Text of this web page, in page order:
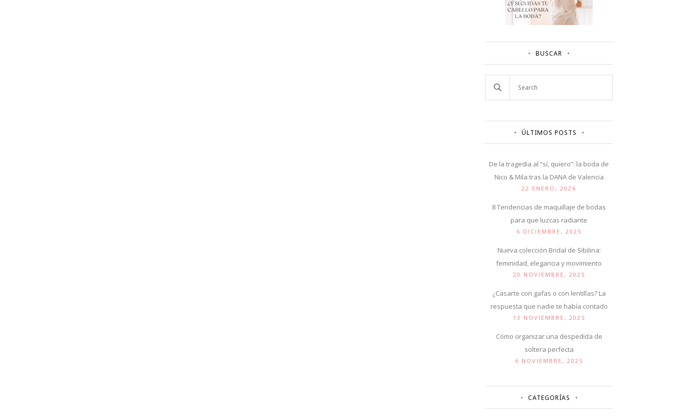
BUSCAR
ÚLTIMOS POSTS
De la tragedia al “sí, quiero”: la boda de
Nico & Mila tras la DANA de Valencia
22 ENERO, 2026
8 Tendencias de maquillaje de bodas
para que luzcas radiante
6 DICIEMBRE, 2025
Nueva colección Bridal de Sibilina:
feminidad, elegancia y movimiento
20 NOVIEMBRE, 2025
¿Casarte con gafas o con lentillas? La
respuesta que nadie te había contado
13 NOVIEMBRE, 2025
Cómo organizar una despedida de
soltera perfecta
6 NOVIEMBRE, 2025
CATEGORÍAS